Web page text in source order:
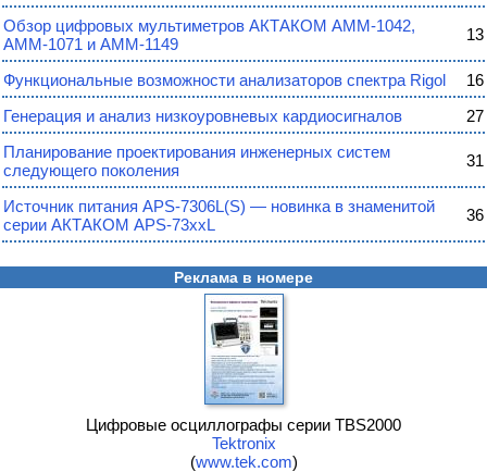
Обзор цифровых мультиметров АКТАКОМ АММ-1042,
АММ-1071 и АММ-1149
13
Функциональные возможности анализаторов спектра Rigol
16
Генерация и анализ низкоуровневых кардиосигналов
27
Планирование проектирования инженерных систем
следующего поколения
31
Источник питания APS-7306L(S) — новинка в знаменитой
серии АКТАКОМ APS-73xxL
36
Реклама в номере
Цифровые осциллографы серии TBS2000
Tektronix
(www.tek.com)